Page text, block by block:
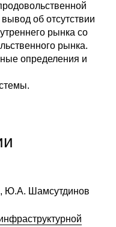
об отсутствии
рынка со
рынка.
определения и
Ю.А. Шамсутдинов